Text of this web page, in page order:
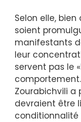
Selon elle,
soient
manifestants
leur
servent pas le
Zourabichvili a
devraient être